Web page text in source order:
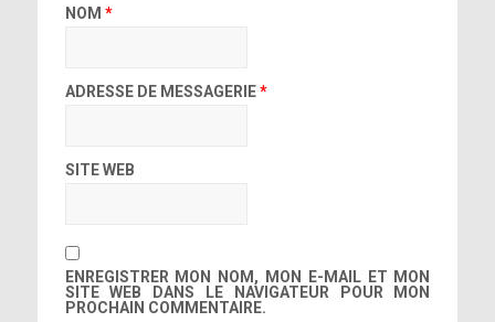
NOM *
ADRESSE DE MESSAGERIE*
SITE WEB
ENREGISTRER MON NOM, MON E-MAIL ET MON
SITE WEB DANS LE NAVIGATEUR POUR MON
PROCHAIN COMMENTAIRE.